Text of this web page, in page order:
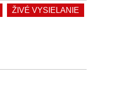
ŽIVÉ VYSIELANIE